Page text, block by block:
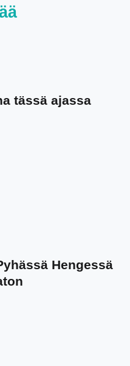
tässä ajassa
Hengessä